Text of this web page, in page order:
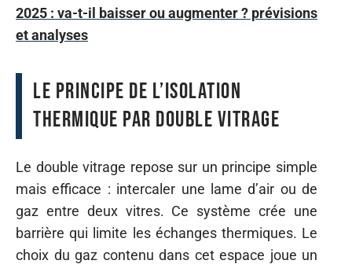
2025 : va-t-il baisser ou augmenter ? prévisions
et analyses
Le principe de l’isolation
thermique par double vitrage
Le double vitrage repose sur un principe simple
mais efficace : intercaler une lame d’air ou de
gaz entre deux vitres. Ce système crée une
barrière qui limite les échanges thermiques. Le
choix du gaz contenu dans cet espace joue un